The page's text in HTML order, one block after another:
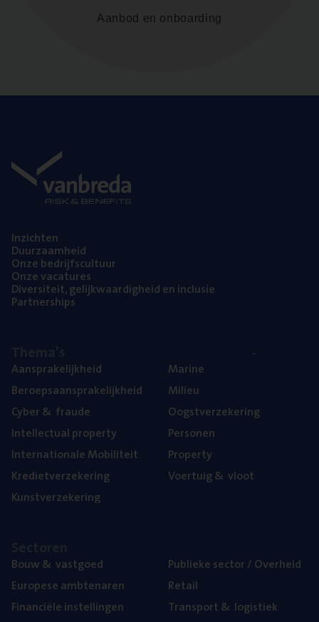
Aanbod en onboarding
Inzich­ten
Duur­zaam­heid
Onze bedrijfs­cul­tuur
Onze vaca­tu­res
Diver­si­teit, gelijk­waar­dig­heid en inclusie
Part­ner­ships
Aan­spra­ke­lijk­heid
Beroeps­aan­spra­ke­lijk­heid
Cyber& fraude
Intel­lec­tu­al property
Inter­na­ti­o­na­le Mobiliteit
Kre­diet­ver­ze­ke­ring
Kunst­ver­ze­ke­ring
Mari­ne
Mili­eu
Oogst­ver­ze­ke­ring
Per­so­nen
Pro­per­ty
Voer­tuig& vloot
Bouw& vastgoed
Euro­pe­se ambtenaren
Finan­ci­ë­le instellingen
Publie­ke sec­tor / Overheid
Retail
Trans­port& logistiek